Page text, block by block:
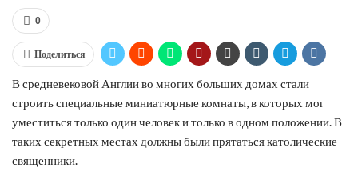
0
Поделиться
В средневековой Англии во многих больших домах стали
строить специальные миниатюрные комнаты, в которых мог
уместиться только один человек и только в одном положении. В
таких секретных местах должны были прятаться католические
священники.